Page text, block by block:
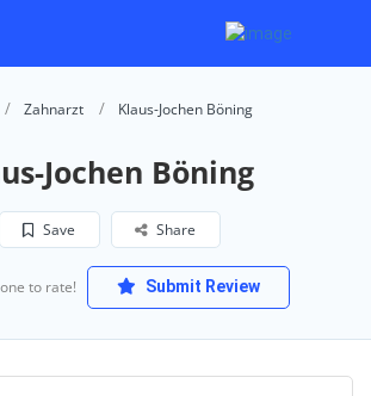
Zahnarzt Klaus-Jochen Böning
Jochen Böning
Save Share
to rate! Submit Review